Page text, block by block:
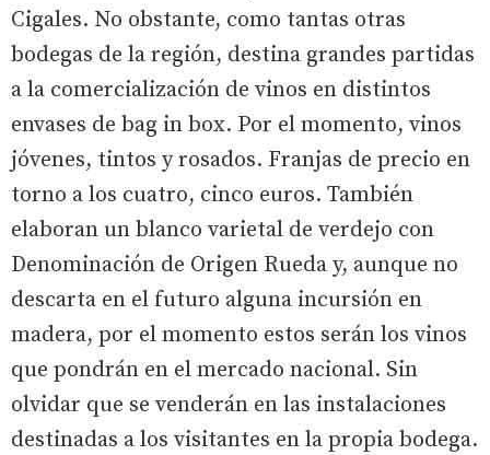
Cigales. No obstante, como tantas otras
bodegas de la región, destina grandes partidas
a la comercialización de vinos en distintos
envases de bag in box. Por el momento, vinos
jóvenes, tintos y rosados. Franjas de precio en
torno a los cuatro, cinco euros. También
elaboran un blanco varietal de verdejo con
Denominación de Origen Rueda y, aunque no
descarta en el futuro alguna incursión en
madera, por el momento estos serán los vinos
que pondrán en el mercado nacional. Sin
olvidar que se venderán en las instalaciones
destinadas a los visitantes en la propia bodega.